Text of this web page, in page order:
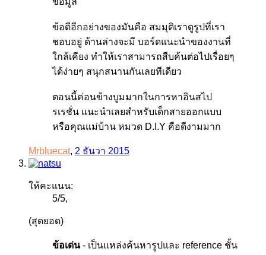
ข้อดีอีกอย่างของมันคือ สมมุติเราดูรูปที่เรา
ชอบอยู่ ด้านล่างจะมี บอร์ดแนะนำของงานที่
ใกล้เคียง ทำให้เราสามารถสืบค้นต่อไปเรื่อยๆ
ได้ง่ายๆ สนุกสนานกันเลยทีเดียว
ตอนนี้ค่อนข้างบูมมากในการหาอินสไป
รเรชั่น แนะนำเลยสำหรับเด็กสายออกแบบ
หรือคุณแม่บ้าน หมวด D.I.Y คือดีงามมาก
Mrbluecat, 2 ธันวา 2015
ให้คะแนน:
5/5,
(สุดยอด)
ข้อเด่น- เป็นแหล่งค้นหารูปและ reference ชั้น